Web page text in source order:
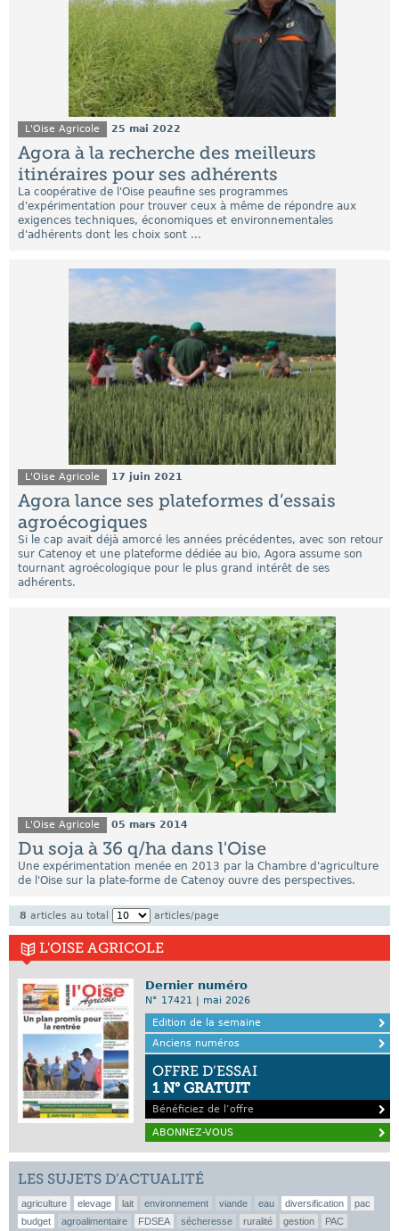
L'Oise Agricole 25 mai 2022
Agora à la recherche des meilleurs
itinéraires pour ses adhérents
La coopérative de l'Oise peaufine ses programmes
d'expérimentation pour trouver ceux à même de répondre aux
exigences techniques, économiques et environnementales
d'adhérents dont les choix sont ...
L'Oise Agricole 17 juin 2021
Agora lance ses plateformes d’essais
agroécogiques
Si le cap avait déjà amorcé les années précédentes, avec son retour
sur Catenoy et une plateforme dédiée au bio, Agora assume son
tournant agroécologique pour le plus grand intérêt de ses
adhérents.
L'Oise Agricole 05 mars 2014
Du soja à 36 q/ha dans l'Oise
Une expérimentation menée en 2013 par la Chambre d'agriculture
de l'Oise sur la plate-forme de Catenoy ouvre des perspectives.
8 articles au total articles/page
L'OISE AGRICOLE
Dernier numéro
N° 17421 | mai 2026
Edition de la semaine
Anciens numéros
OFFRE D’ESSAI
1 N° GRATUIT
Bénéficiez de l’offre
ABONNEZ-VOUS
LES SUJETS D’ACTUALITÉ
agriculture elevage lait environnement viande eau diversification
pac
budget
agroalimentaire FDSEA sécheresse ruralité gestion PAC